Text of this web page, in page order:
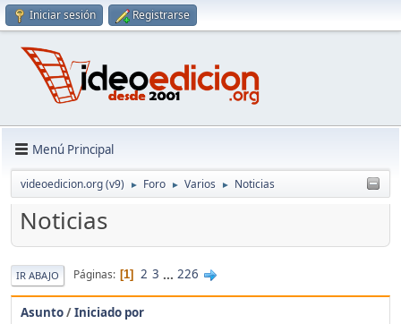
Iniciar sesión Registrarse
Menú Principal
videoedicion.org (v9) ► Foro ► Varios ► Noticias
Noticias
IR ABAJO Páginas 1 2 3 ... 226
Asunto/Iniciado por